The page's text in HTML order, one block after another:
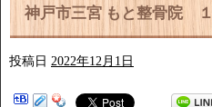
神戸市三宮 もと整骨院
投稿日 2022年12月1日